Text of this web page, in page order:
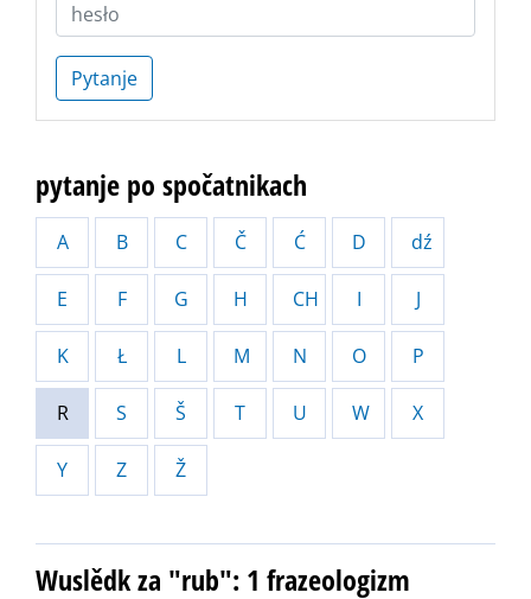
Pytanje
pytanje po spočatnikach
A B C Č Ć D dź
E F G H CH I J
K Ł L M N O P
R S Š T U W X
Y Z Ž
Wuslědk za "rub": 1 frazeologizm